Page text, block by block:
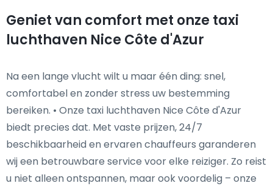
Geniet van comfort met onze taxi
luchthaven Nice Côte d'Azur
Na een lange vlucht wilt u maar één ding: snel,
comfortabel en zonder stress uw bestemming
bereiken. • Onze taxi luchthaven Nice Côte d'Azur
biedt precies dat. Met vaste prijzen, 24/7
beschikbaarheid en ervaren chauffeurs garanderen
wij een betrouwbare service voor elke reiziger. Zo reist
u niet alleen ontspannen, maar ook voordelig – onze